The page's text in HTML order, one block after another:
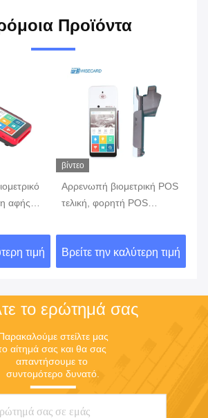
Προϊόντα
αφής
τιμή
βίντεο
Αρρενωπή βιομετρική POS
τελική, φορητή POS
ενσωματωμένη την
εκτυπωτής μπαταρία
Βρείτε την καλύτερη τιμή
το ερώτημά σας
στείλτε μας
αίτημά σας και θα σας
απαντήσουμε το
συντομότερο δυνατό.